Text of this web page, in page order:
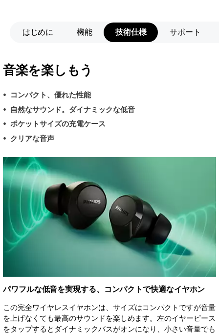
はじめに 機能 技術仕様 サポート
音楽を楽しもう
コンパクト、優れた性能
自然なサウンド。ダイナミックな低音
ポケットサイズの充電ケース
クリアな音声
パワフルな低音を実現する、コンパクトで快適なイヤホン
この完全ワイヤレスイヤホンは、サイズはコンパクトですが音量
を上げなくても最高のサウンドを楽しめます。左のイヤーピース
をタップするとダイナミックバスがオンになり、小さい音量でも